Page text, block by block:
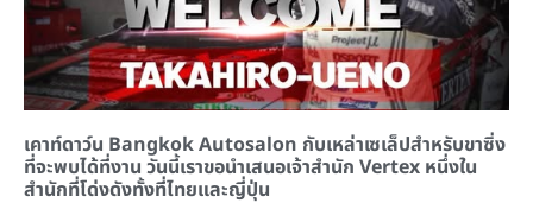
เคาท์ดาว์น Bangkok Autosalon กับเหล่าเซเล็ปสำหรับขาซิ่ง
ที่จะพบได้ที่งาน วันนี้เราขอนำเสนอเจ้าสำนัก Vertex หนึ่งใน
สำนักที่โด่งดังทั้งที่ไทยและญี่ปุ่น